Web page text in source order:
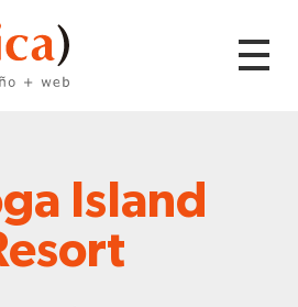
Island